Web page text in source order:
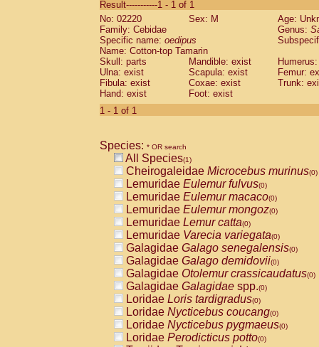
CebidaeSaguinus labiatus(0)
Cebidae Saguinus leucopus (0)
Cebidae
CebidaeSaguinus mystax
Cebidae Saguinus nigricollis (0)
Cebidae Saguinus oedipus
Cebidae Saguinus weddelli
Cebidae Saguinusspp.
Cebidae
CebidaeCebus capucinus
CebidaeCebus nigrivittatus
CebidaeCebus spp.(0)
CebidaeSaimiri boliviensis(0)
CebidaeSaimiri sciureus(0)
AtelidaeAlouatta caraya(0)
AtelidaeAlouatta fusca(0)
AtelidaeAlouatta seniculus(0)
AtelidaeAlouattaspp.(0)
AtelidaeAteles belzebuth(0)
AtelidaeAteles geoffroyi(0)
AtelidaeAteles paniscus(0)
AtelidaeAtelesspp.(0)
AtelidaeLagothrix lagothricha(0)
AtelidaeLagothrix lagothricha cana
PitheciidaeCacajao calvus
Result-----------1 - 1 of 1
No: 02220
Sex: M
Age:
Family: Cebidae
Genus:
Specific name: oedipus
Name: Cotton-top Tamarin
Skull: parts
Mandible: exist
Ulna: exist
Scapula: exist
Femur:
Fibula: exist
Coxae: exist
Trunk:
Hand: exist
Foot: exist
1 - 1 of 1
Species: * OR search
All Species(1)
Cheirogaleidae Microcebus murinus(0)
Lemuridae Eulemur fulvus(0)
Lemuridae Eulemur macaco(0)
Lemuridae Eulemur mongoz(0)
Lemuridae Lemur catta(0)
Lemuridae Varecia variegata(0)
Galagidae Galago senegalensis(0)
Galagidae Galago demidovii(0)
Galagidae Otolemur crassicaudatus(0)
Galagidae Galagidae spp.(0)
Loridae Loris tardigradus(0)
Loridae Nycticebus coucang(0)
Loridae Nycticebus pygmaeus(0)
Loridae Perodicticus potto(0)